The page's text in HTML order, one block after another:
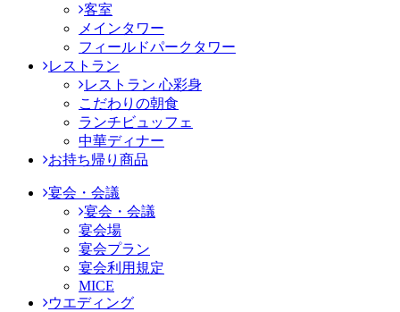
客室
メインタワー
フィールドパークタワー
レストラン
レストラン 心彩身
こだわりの朝食
ランチビュッフェ
中華ディナー
お持ち帰り商品
宴会・会議
宴会・会議
宴会場
宴会プラン
宴会利用規定
MICE
ウエディング